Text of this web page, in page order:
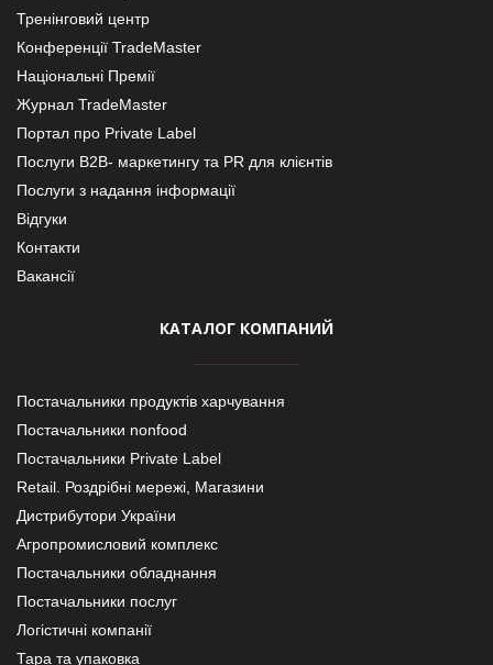
Тренінговий центр
Конференції TradeMaster
Національні Премії
Журнал TradeMaster
Портал про Private Label
Послуги В2В- маркетингу та PR для клієнтів
Послуги з надання інформації
Відгуки
Контакти
Вакансії
КАТАЛОГ КОМПАНИЙ
Постачальники продуктів харчування
Постачальники nonfood
Постачальники Private Label
Retail. Роздрібні мережі, Магазини
Дистрибутори України
Агропромисловий комплекс
Постачальники обладнання
Постачальники послуг
Логістичні компанії
Тара та упаковка